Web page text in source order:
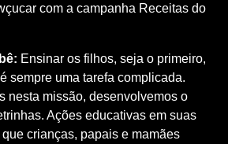
com a campanha Receitas do
Ensinar os filhos, seja o primeiro,
sempre uma tarefa complicada.
nesta missão, desenvolvemos o
. Ações educativas em suas
crianças, papais e mamães